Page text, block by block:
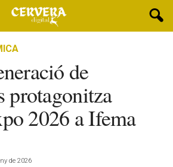
de
protagonitza
2026 a Ifema
de 2026